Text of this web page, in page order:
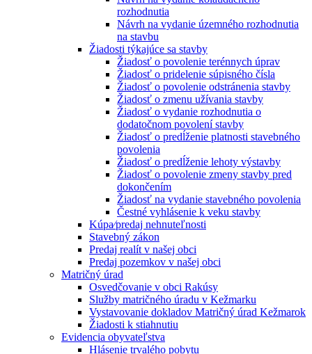
rozhodnutia
Návrh na vydanie územného rozhodnutia
na stavbu
Žiadosti týkajúce sa stavby
Žiadosť o povolenie terénnych úprav
Žiadosť o pridelenie súpisného čísla
Žiadosť o povolenie odstránenia stavby
Žiadosť o zmenu užívania stavby
Žiadosť o vydanie rozhodnutia o
dodatočnom povolení stavby
Žiadosť o predĺženie platnosti stavebného
povolenia
Žiadosť o predĺženie lehoty výstavby
Žiadosť o povolenie zmeny stavby pred
dokončením
Žiadosť na vydanie stavebného povolenia
Čestné vyhlásenie k veku stavby
Kúpa⁄predaj nehnuteľnosti
Stavebný zákon
Predaj realít v našej obci
Predaj pozemkov v našej obci
Matričný úrad
Osvedčovanie v obci Rakúsy
Služby matričného úradu v Kežmarku
Vystavovanie dokladov Matričný úrad Kežmarok
Žiadosti k stiahnutiu
Evidencia obyvateľstva
Hlásenie trvalého pobytu